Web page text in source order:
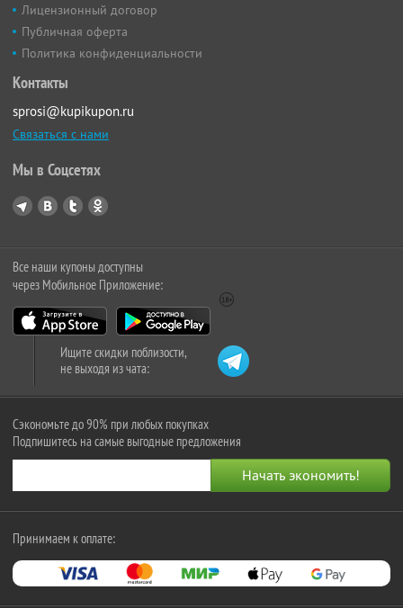
Лицензионный договор
Публичная оферта
Политика конфиденциальности
Контакты
sprosi@kupikupon.ru
Связаться с нами
Мы в Соцсетях
Все наши купоны доступны
через Мобильное Приложение:
Ищите скидки поблизости,
не выходя из чата:
Сэкономьте до 90% при любых покупках
Подпишитесь на самые выгодные предложения
Принимаем к оплате: